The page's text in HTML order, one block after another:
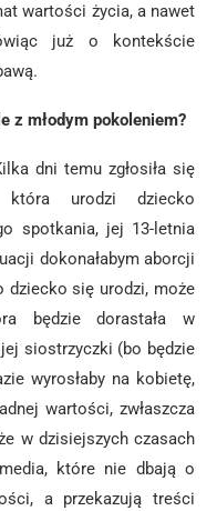
wartości życia, a nawet
już o kontekście
z młodym pokoleniem?
dni temu zgłosiła się
urodzi dziecko
spotkania, jej 13-letnia
dokonałabym aborcji
dziecko się urodzi, może
będzie dorastała w
siostrzyczki (bo będzie
wyrosłaby na kobietę,
wartości, zwłaszcza
w dzisiejszych czasach
które nie dbają o
a przekazują treści